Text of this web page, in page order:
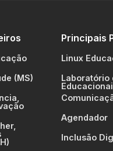
(MS)
Principais
Linux
Laboratório
Agendador
Inclusão